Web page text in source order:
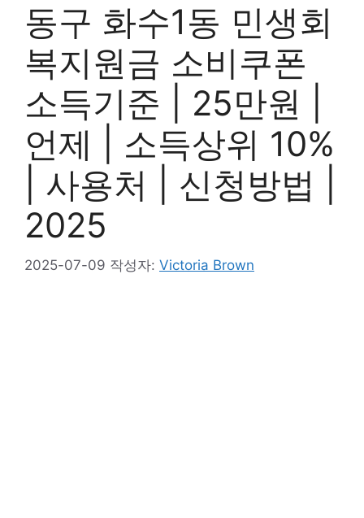
동구 화수1동 민생회
복지원금 소비쿠폰
소득기준 | 25만원 |
언제 | 소득상위 10%
| 사용처 | 신청방법 |
2025
2025-07-09 작성자: Victoria Brown